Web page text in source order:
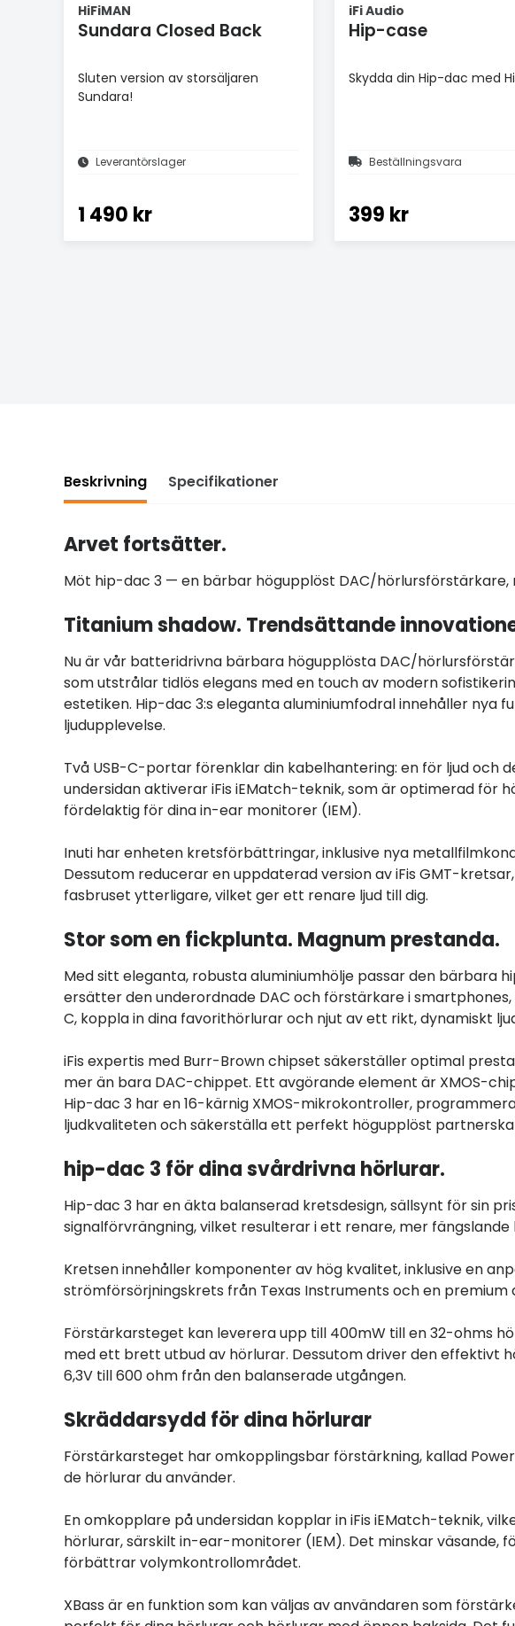
HiFiMAN
Sundara Closed Back
Sluten version av storsäljaren
Sundara!
Leverantörslager
1 490 kr
iFi Audio
Hip-case
Skydda din Hip-dac med
Beställningsvara
399 kr
Beskrivning Specifikationer
Arvet fortsätter.
Möt hip-dac 3 — en bärbar högupplöst DAC/hörlursförstärkare,
Titanium shadow. Trendsättande
Nu är vår batteridrivna bärbara högupplösta DAC/
som utstrålar tidlös elegans med en touch av modern
estetiken. Hip-dac 3:s eleganta aluminiumfodral innehåller nya
ljudupplevelse.
Två USB-C-portar förenklar din kabelhantering: en för ljud och
undersidan aktiverar iFis iEMatch-teknik, som är optimerad för
fördelaktig för dina in-ear monitorer (IEM).
Inuti har enheten kretsförbättringar, inklusive nya
Dessutom reducerar en uppdaterad version av iFis GMT-
fasbruset ytterligare, vilket ger ett renare ljud till dig.
Stor som en fickplunta. Magnum prestanda.
Med sitt eleganta, robusta aluminiumhölje passar den bärbara
ersätter den underordnade DAC och förstärkare i smartphones,
C, koppla in dina favorithörlurar och njut av ett rikt, dynamiskt
iFis expertis med Burr-Brown chipset säkerställer optimal
mer än bara DAC-chippet. Ett avgörande element är XMOS-
Hip-dac 3 har en 16-kärnig XMOS-mikrokontroller,
ljudkvaliteten och säkerställa ett perfekt högupplöst
hip-dac 3 för dina svårdrivna hörlurar.
Hip-dac 3 har en äkta balanserad kretsdesign, sällsynt för sin
signalförvrängning, vilket resulterar i ett renare, mer fängslande
Kretsen innehåller komponenter av hög kvalitet, inklusive en
strömförsörjningskrets från Texas Instruments och en premium
Förstärkarsteget kan leverera upp till 400mW till en 32-ohms
med ett brett utbud av hörlurar. Dessutom driver den effektivt
6,3V till 600 ohm från den balanserade utgången.
Skräddarsydd för dina hörlurar
Förstärkarsteget har omkopplingsbar förstärkning, kallad
de hörlurar du använder.
En omkopplare på undersidan kopplar in iFis iEMatch-teknik,
hörlurar, särskilt in-ear-monitorer (IEM). Det minskar
förbättrar volymkontrollområdet.
XBass är en funktion som kan väljas av användaren som